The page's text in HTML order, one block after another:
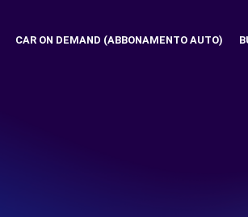
CAR ON DEMAND (ABBONAMENTO AUTO)